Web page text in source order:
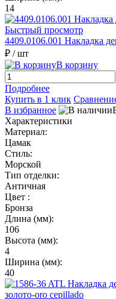
14
Быстрый просмотр
4409.0106.001 Накладка
₽ / шт
В корзину
Подробнее
Купить в 1 клик
В избранное
Характеристики
Материал:
Цамак
Стиль:
Морской
Тип отделки:
Античная
Цвет :
Бронза
Длина (мм):
106
Высота (мм):
4
Ширина (мм):
40